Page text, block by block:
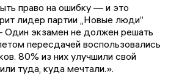
право на ошибку — и это
лидер партии „Новые люди”
экзамен не должен решать
пересдачей воспользовались
80% из них улучшили свой
туда, куда мечтали.».